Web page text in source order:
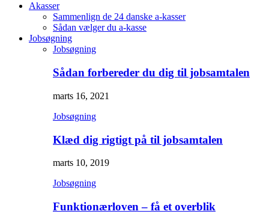
Akasser
Sammenlign de 24 danske a-kasser
Sådan vælger du a-kasse
Jobsøgning
Jobsøgning
Sådan forbereder du dig til jobsamtalen
marts 16, 2021
Jobsøgning
Klæd dig rigtigt på til jobsamtalen
marts 10, 2019
Jobsøgning
Funktionærloven – få et overblik